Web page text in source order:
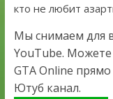
кто не любит
Мы снимаем для
YouTube. Можете
GTA Online
Ютуб канал.